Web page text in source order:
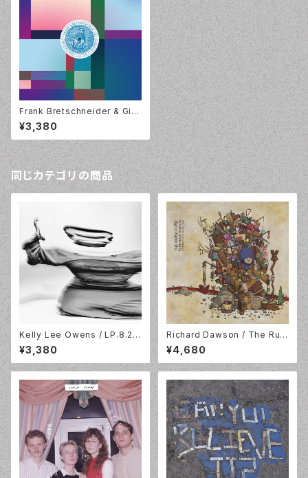
Frank Bretschneider & Gior
gio Li Calzi - Zero Mambo
[12inch EP] Umor-Rex (UR1
39EP)
¥3,380
同じカテゴリの商品
Kelly Lee Owens / LP.8.2 /
White Vinyl / Smalltown Su
persound / STS416LP-C2
¥3,380
Richard Dawson / The Rub
y Chord / 2LP+DL / Domino
/ WEIRD149LPX
¥4,680